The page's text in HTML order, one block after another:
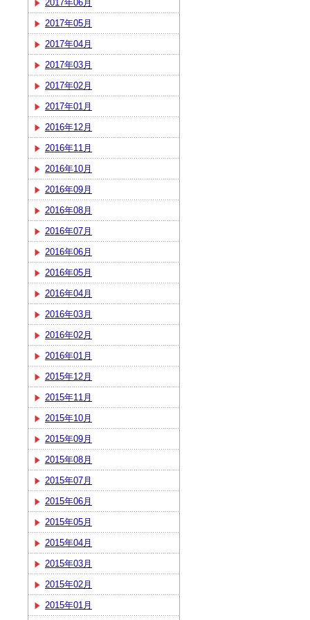
2017年06月
2017年05月
2017年04月
2017年03月
2017年02月
2017年01月
2016年12月
2016年11月
2016年10月
2016年09月
2016年08月
2016年07月
2016年06月
2016年05月
2016年04月
2016年03月
2016年02月
2016年01月
2015年12月
2015年11月
2015年10月
2015年09月
2015年08月
2015年07月
2015年06月
2015年05月
2015年04月
2015年03月
2015年02月
2015年01月